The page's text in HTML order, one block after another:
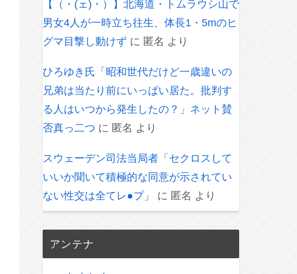
【（・(ェ)・）】北海道・トムラウシ山で
男女4人が一時立ち往生、体長1・5mのヒ
グマ目撃し動けず に 匿名 より
ひろゆき氏「昭和世代だけど一歳違いの
兄弟は当たり前にいっぱい居た。批判す
る人はいつから発生したの？」ネット賛
否真っ二つ に 匿名 より
スウェーデン司法当局者「セクロスして
いいか聞いて積極的な同意が示されてい
ない性交は全てレ●プ」
に 匿名 より
アンテナ